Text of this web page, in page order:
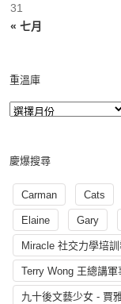
« 七月
31
重溫庫
慶爆搜尋
Carman Cats
Elaine Gary
Miracle 社交力學培
Terry Wong 王總講
九十後文藝少女 - 賈